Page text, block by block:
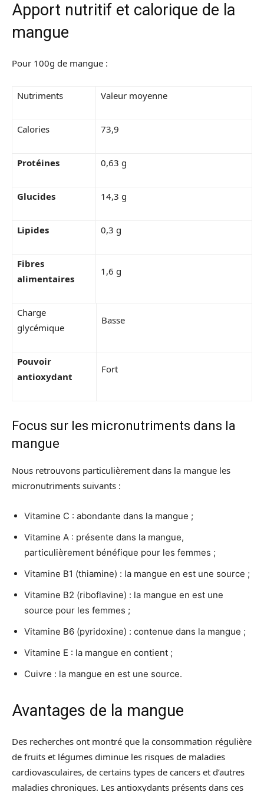
Apport nutritif et calorique de la
mangue
Pour 100g de mangue :
Nutriments Valeur moyenne
Calories 73,9
Protéines 0,63 g
Glucides 14,3 g
Lipides 0,3 g
Fibres
alimentaires
1,6 g
Charge
glycémique
Basse
Pouvoir
antioxydant
Fort
Focus sur les micronutriments dans la
mangue
Nous retrouvons particulièrement dans la mangue les
micronutriments suivants :
Vitamine C : abondante dans la mangue ;
Vitamine A : présente dans la mangue,
particulièrement bénéfique pour les femmes ;
Vitamine B1 (thiamine) : la mangue en est une source ;
Vitamine B2 (riboflavine) : la mangue en est une
source pour les femmes ;
Vitamine B6 (pyridoxine) : contenue dans la mangue ;
Vitamine E : la mangue en contient ;
Cuivre : la mangue en est une source.
Avantages de la mangue
Des recherches ont montré que la consommation régulière
de fruits et légumes diminue les risques de maladies
cardiovasculaires, de certains types de cancers et d’autres
maladies chroniques. Les antioxydants présents dans ces